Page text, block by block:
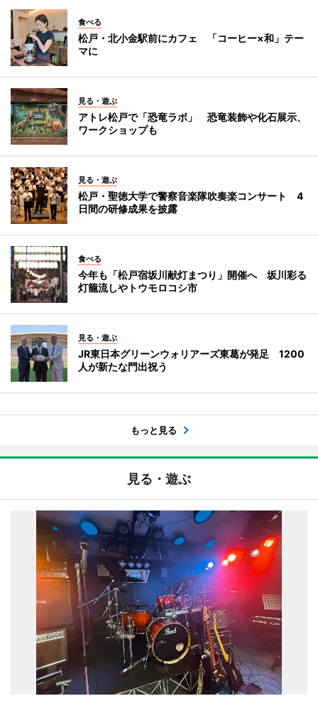
食べる
松戸・北小金駅前にカフェ 「コーヒー×和」テー
マに
見る・遊ぶ
アトレ松戸で「恐竜ラボ」 恐竜装飾や化石展示、
ワークショップも
見る・遊ぶ
松戸・聖徳大学で警察音楽隊吹奏楽コンサート 4
日間の研修成果を披露
食べる
今年も「松戸宿坂川献灯まつり」開催へ 坂川彩る
灯籠流しやトウモロコシ市
見る・遊ぶ
JR東日本グリーンウォリアーズ東葛が発足 1200
人が新たな門出祝う
もっと見る
見る・遊ぶ